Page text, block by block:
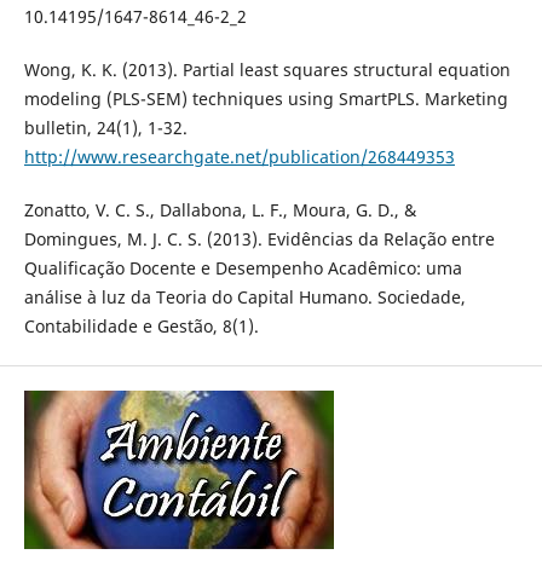
10.14195/1647-8614_46-2_2
Wong, K. K. (2013). Partial least squares structural equation
modeling (PLS-SEM) techniques using SmartPLS. Marketing
bulletin, 24(1), 1-32.
http://www.researchgate.net/publication/268449353
Zonatto, V. C. S., Dallabona, L. F., Moura, G. D., &
Domingues, M. J. C. S. (2013). Evidências da Relação entre
Qualificação Docente e Desempenho Acadêmico: uma
análise à luz da Teoria do Capital Humano. Sociedade,
Contabilidade e Gestão, 8(1).